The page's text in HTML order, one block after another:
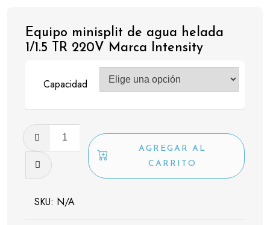
Equipo minisplit de agua helada
1/1.5 TR 220V Marca Intensity
Capacidad
minisplit
helada
1/1.5
AGREGAR AL
CARRITO
SKU: N/A